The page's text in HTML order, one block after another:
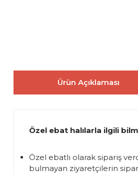
Ürün Açıklaması
Özel ebat halılarla ilgili
Özel ebatlı olarak sipariş
bulmayan ziyaretçilerin